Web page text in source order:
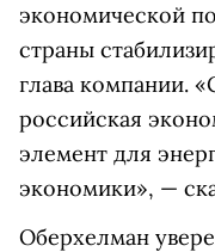
экономической
страны
глава компании.
российская
элемент для
экономики», —
Оберхелман